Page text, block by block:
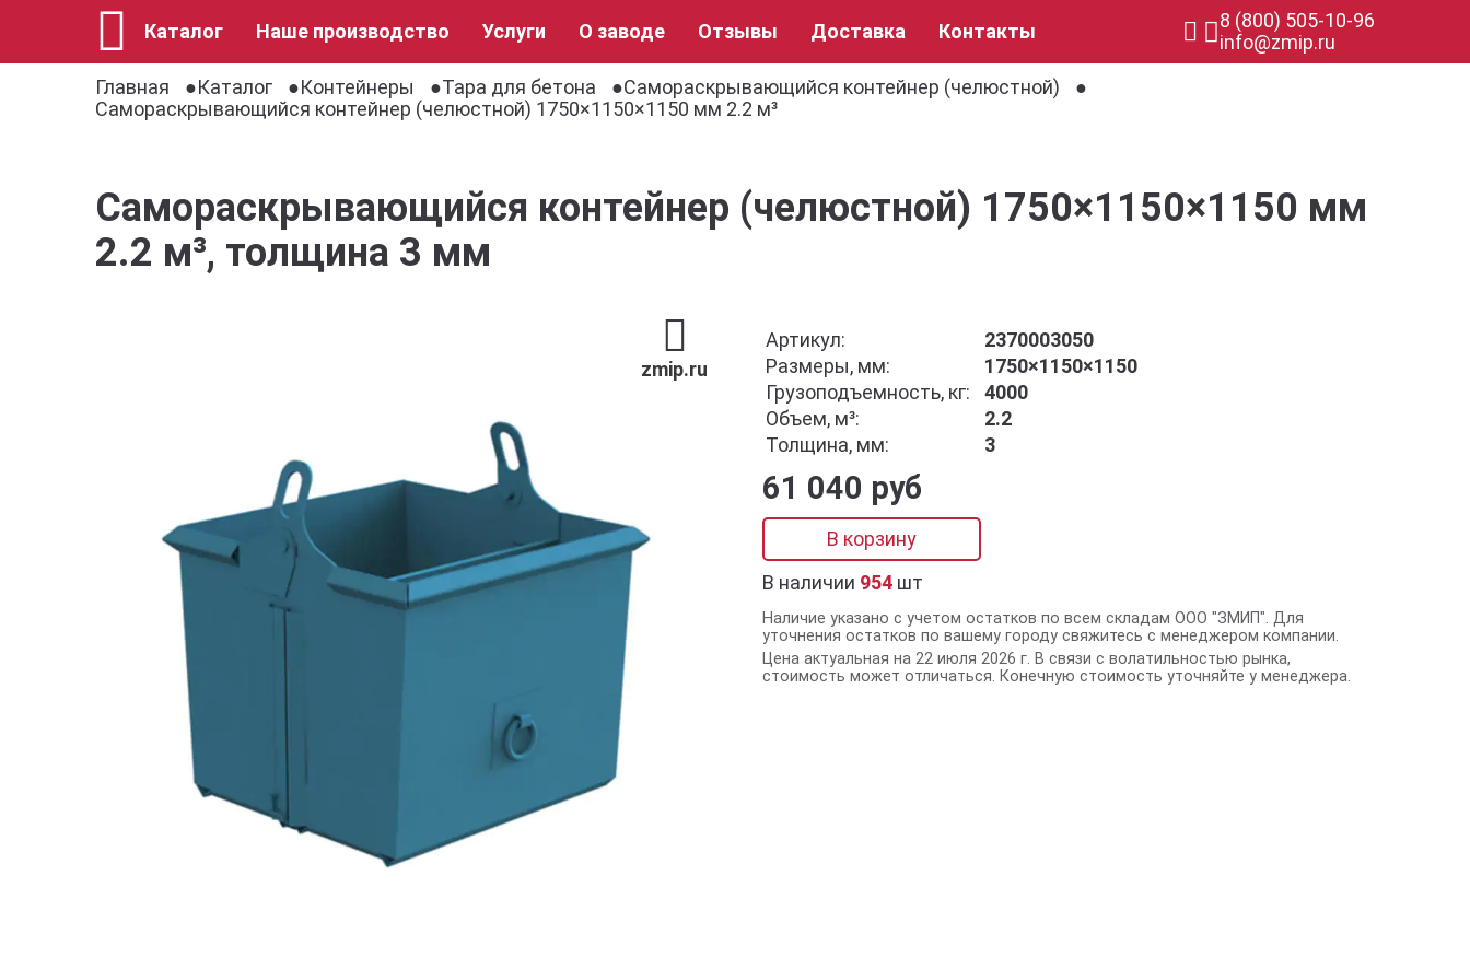
Каталог Наше производство Услуги О заводе Отзывы Доставка Контакты
8 (800) 505-10-96
info@zmip.ru
Главная
Каталог Контейнеры Тара для бетона
Самораскрывающийся контейнер (челюстной)
Самораскрывающийся контейнер (челюстной) 1750×1150×1150 мм 2.2 м³
Самораскрывающийся контейнер (челюстной) 1750×1150×1150 мм
2.2 м³, толщина 3 мм
zmip.ru
Артикул:
2370003050
Размеры, мм:
1750×1150×1150
Грузоподъемность, кг:
4000
Объем, м³:
2.2
Толщина, мм:
3
61 040 руб
В корзину
В наличии 954 шт
Наличие указано с учетом остатков по всем складам ООО "ЗМИП". Для
уточнения остатков по вашему городу свяжитесь с менеджером компании.
Цена актуальная на 22 июля 2026 г. В связи с волатильностью рынка,
стоимость может отличаться. Конечную стоимость уточняйте у менеджера.